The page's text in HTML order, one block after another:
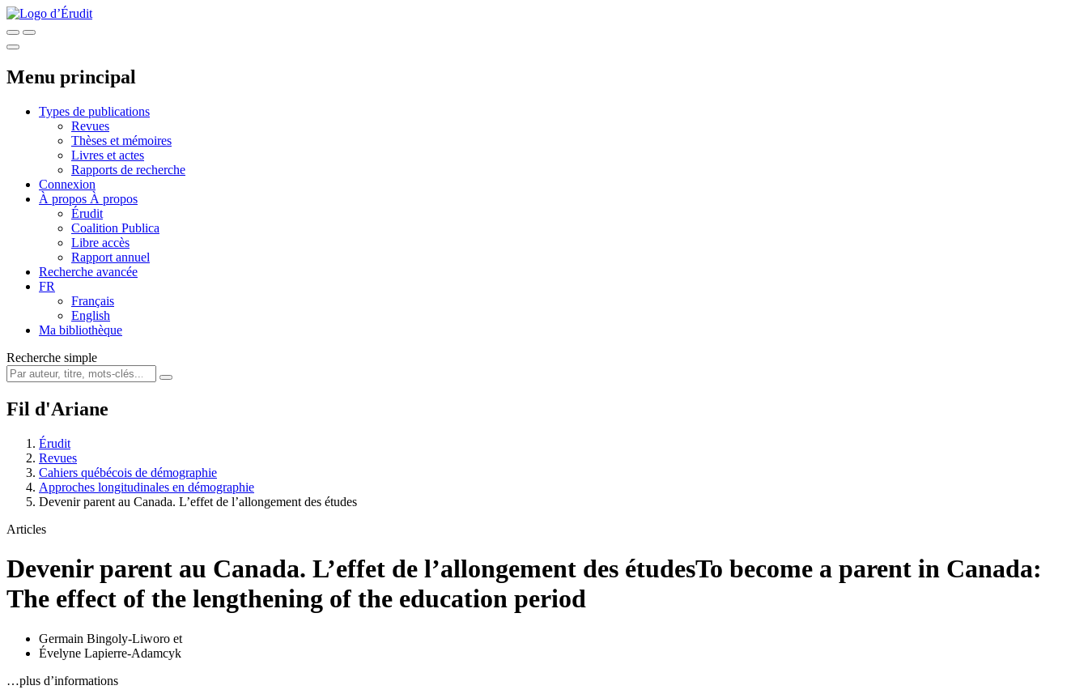
Menu principal
Types de publications
Revues
Thèses et mémoires
Livres et actes
Rapports de recherche
Connexion
À propos À propos
Érudit
Coalition Publica
Libre accès
Rapport annuel
Recherche avancée
FR
Français
English
Ma bibliothèque
Recherche simple
Fil d'Ariane
Érudit
Revues
Cahiers québécois de démographie
Approches longitudinales en démographie
Devenir parent au Canada. L’effet de l’allongement des études
Articles
Devenir parent au Canada. L’effet de l’allongement des étudesTo become a parent in Canada:
The effect of the lengthening of the education period
Germain Bingoly-Liworo et
Évelyne Lapierre-Adamcyk
…plus d’informations